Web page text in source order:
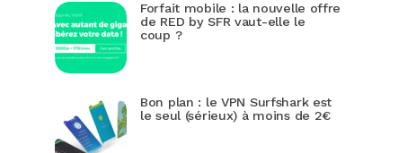
Forfait mobile : la nouvelle offre
de RED by SFR vaut-elle le
coup ?
Bon plan : le VPN Surfshark est
le seul (sérieux) à moins de 2€